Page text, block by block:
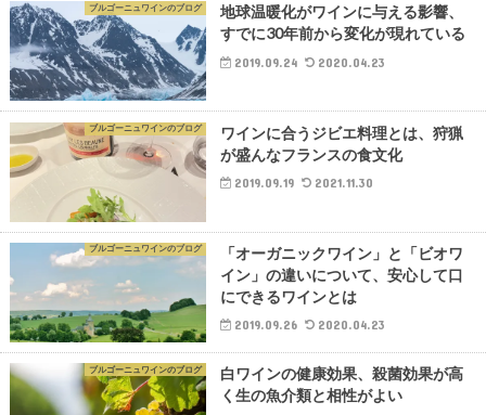
ブルゴーニュワインのブログ
地球温暖化がワインに与える影響、
すでに30年前から変化が現れている
2019.09.24 2020.04.23
ブルゴーニュワインのブログ
ワインに合うジビエ料理とは、狩猟
が盛んなフランスの食文化
2019.09.19 2021.11.30
ブルゴーニュワインのブログ
「オーガニックワイン」と「ビオワ
イン」の違いについて、安心して口
にできるワインとは
2019.09.26 2020.04.23
ブルゴーニュワインのブログ
白ワインの健康効果、殺菌効果が高
く生の魚介類と相性がよい